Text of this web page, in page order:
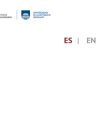
ES EN